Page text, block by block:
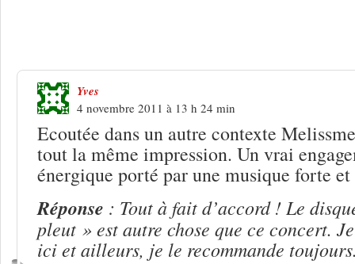
Yves
4 novembre 2011 à 13 h 24 min
Ecoutée dans un autre contexte
tout la même impression. Un vrai
énergique porté par une musique forte
Réponse : Tout à fait d’accord ! Le
pleut » est autre chose que ce concert.
ici et ailleurs, je le recommande